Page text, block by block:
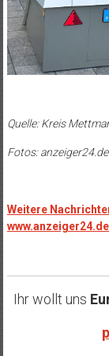
Quelle: Kreis
Fotos: anzeiger24.de
Weitere
Ihr wollt uns